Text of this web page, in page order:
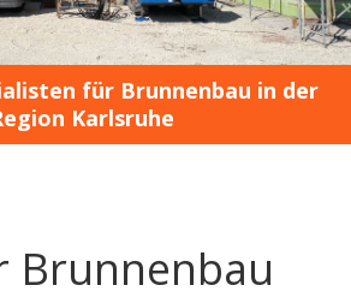
für Brunnenbau in der
Karlsruhe
Brunnenbau